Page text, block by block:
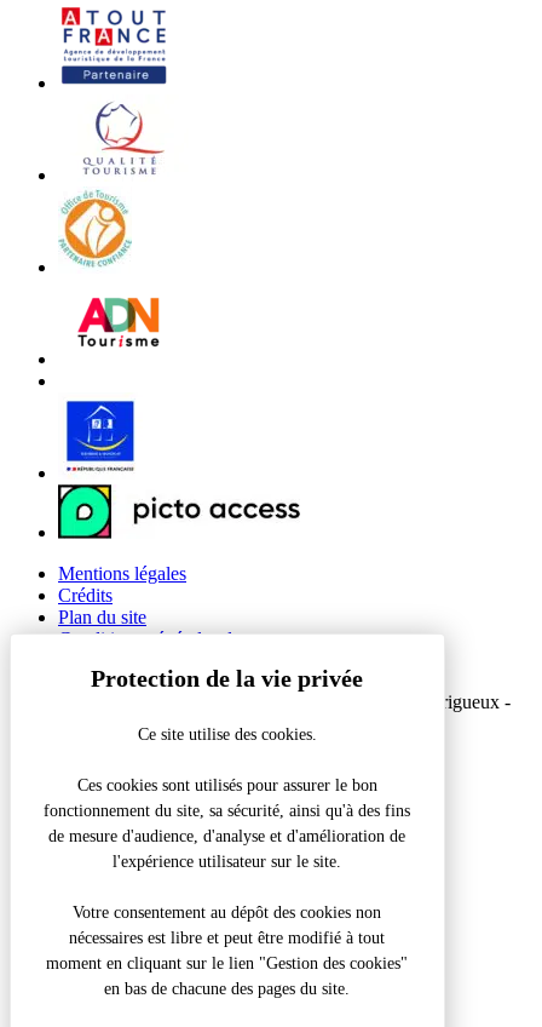
Mentions légales
Crédits
Plan du site
Conditions générales de vente
© 2026 Office de Tourisme Intercommunal du Grand Périgueux -
Réalisation Koredge
Accueil
Grotte de Tourtoirac
Fermer la modale
Que recherchez-vous ?
Recherche pour :
Ce site utilise des cookies.
Ces cookies sont utilisés pour assurer le bon
fonctionnement du site, sa sécurité, ainsi qu'à des fins
de mesure d'audience, d'analyse et d'amélioration de
l'expérience utilisateur sur le site.
Votre consentement au dépôt des cookies non
nécessaires est libre et peut être modifié à tout
moment en cliquant sur le lien "Gestion des cookies"
en bas de chacune des pages du site.